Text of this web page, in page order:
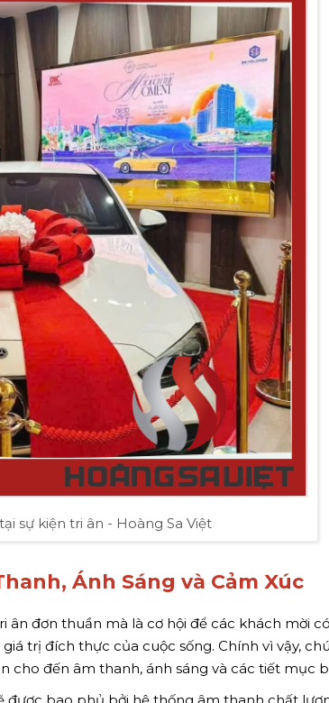
sự kiện tri ân - Hoàng Sa Việt
Ánh Sáng và Cảm Xúc
đơn thuần mà là cơ hội để các khách mời
trị đích thực của cuộc sống. Chính vì vậy,
cho đến âm thanh, ánh sáng và các tiết mục
được bao phủ bởi hệ thống âm thanh chất